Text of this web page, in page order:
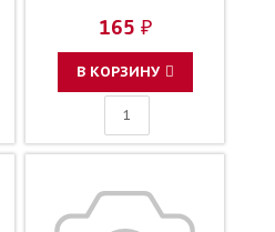
165 ₽
В КОРЗИНУ